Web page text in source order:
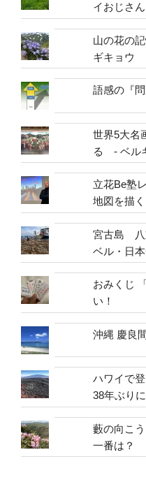
イおじさ
山の花の
ギキョウ
語感の『問
世界5大名
る - ベル
立花Be塾
地図を描く
宮古島 八
ベル・日
おみくじ
い！
沖縄 慶良
ハワイで
38年ぶり
藪の向こ
一番は？